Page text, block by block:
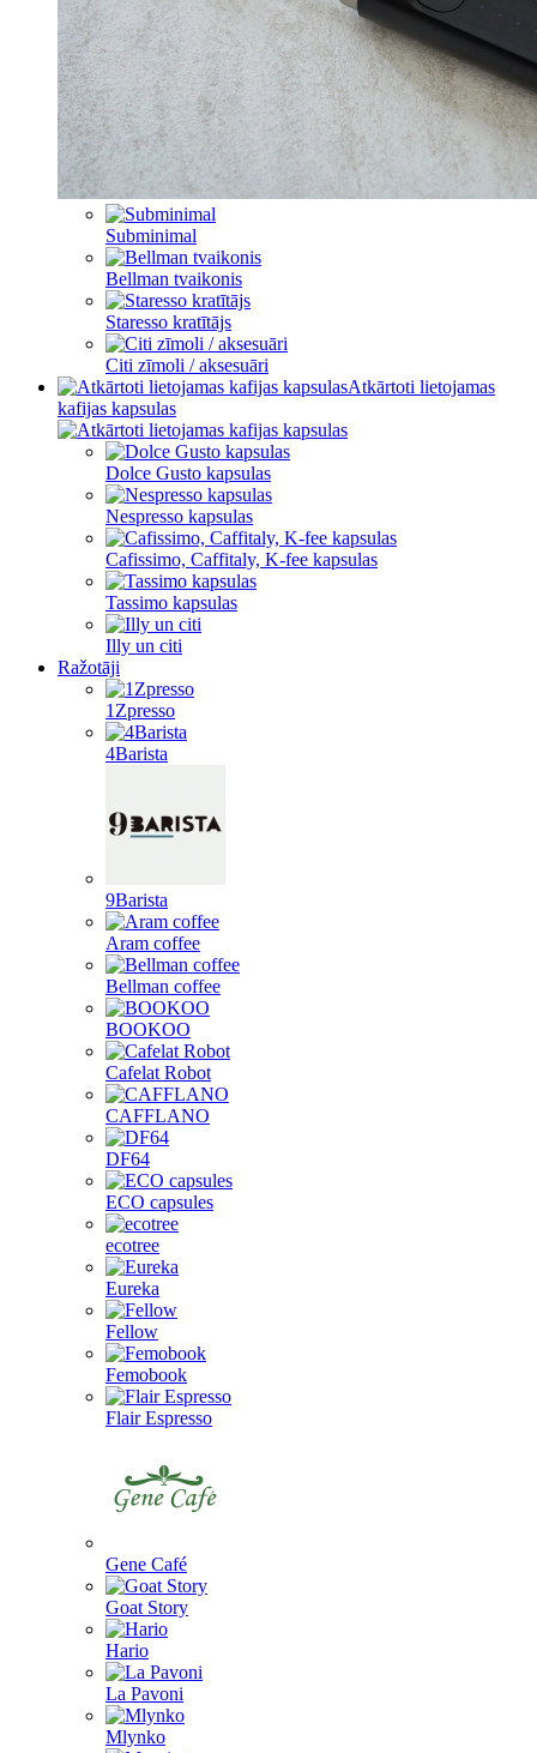
Subminimal
Bellman tvaikonis
Staresso kratītājs
Citi zīmoli / aksesuāri
Atkārtoti lietojamas
kafijas kapsulas
Dolce Gusto kapsulas
Nespresso kapsulas
Cafissimo, Caffitaly, K-fee kapsulas
Tassimo kapsulas
Illy un citi
Ražotāji
1Zpresso
4Barista
9Barista
Aram coffee
Bellman coffee
BOOKOO
Cafelat Robot
CAFFLANO
DF64
ECO capsules
ecotree
Eureka
Fellow
Femobook
Flair Espresso
Gene Café
Goat Story
Hario
La Pavoni
Mlynko